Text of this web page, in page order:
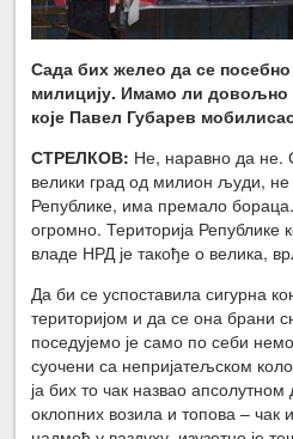
Сада бих желео да се
милицију. Имамо ли довољно
које Павел Губарев
СТРЕЛКОВ: Не, наравно да не.
велики град од милион људи, не
Републике, има премало бораца.
огромно. Територија Републике
владе НРД је такође о велика,
Да би се успоставила сигурна
територијом и да се она брани
поседујемо је само по себи
суочени са непријатељском
ја бих то чак назвао
оклопних возила и топова – чак